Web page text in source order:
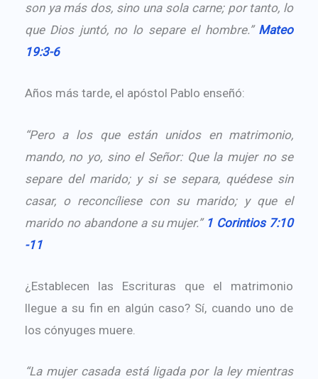
son ya más dos, sino una sola carne; por tanto, lo
que Dios juntó, no lo separe el hombre.” Mateo
19:3-6
Años más tarde, el apóstol Pablo enseñó:
“Pero a los que están unidos en matrimonio,
mando, no yo, sino el Señor: Que la mujer no se
separe del marido; y si se separa, quédese sin
casar, o reconcíliese con su marido; y que el
marido no abandone a su mujer.” 1 Corintios 7:10
-11
¿Establecen las Escrituras que el matrimonio
llegue a su fin en algún caso? Sí, cuando uno de
los cónyuges muere.
“La mujer casada está ligada por la ley mientras